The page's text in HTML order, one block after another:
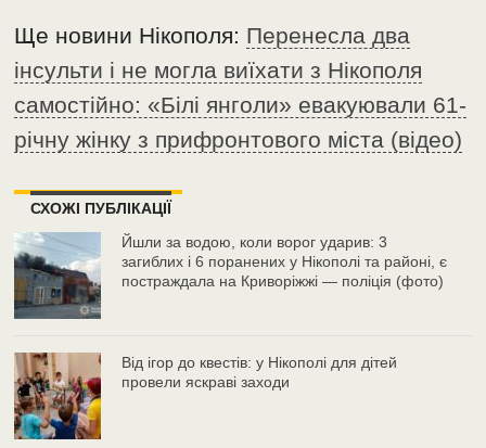
Ще новини Нікополя: Перенесла два
інсульти і не могла виїхати з Нікополя
самостійно: «Білі янголи» евакуювали 61-
річну жінку з прифронтового міста (відео)
СХОЖІ ПУБЛІКАЦІЇ
Йшли за водою, коли ворог ударив: 3
загиблих і 6 поранених у Нікополі та районі, є
постраждала на Криворіжжі — поліція (фото)
Від ігор до квестів: у Нікополі для дітей
провели яскраві заходи